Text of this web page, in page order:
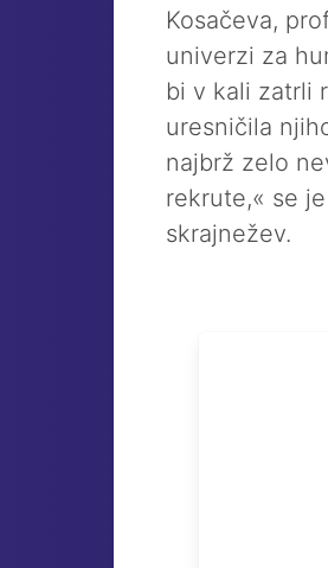
Kosačeva,
univerzi za
bi v kali zatrli
uresničila
najbrž zelo
rekrute,« se
skrajnežev.